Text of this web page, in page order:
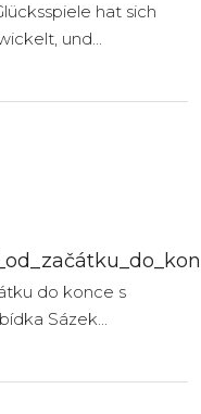
hat sich
und...
do konce s
Sázek...